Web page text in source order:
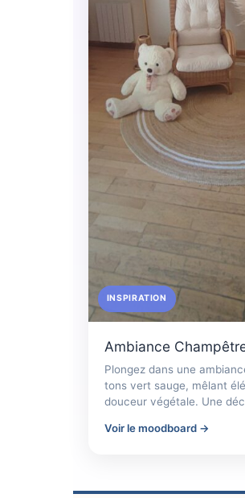
INSPIRATION
Ambiance
Plongez dans une
tons vert sauge, mêlant
douceur végétale. Une
Voir le moodboard →